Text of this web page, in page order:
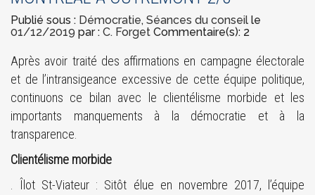
Publié sous : Démocratie, Séances du conseil le
01/12/2019 par : C. Forget Commentaire(s): 2
Après avoir traité des affirmations en campagne électorale
et de l’intransigeance excessive de cette équipe politique,
continuons ce bilan avec le clientélisme morbide et les
importants manquements à la démocratie et à la
transparence.
Clientélisme morbide
. Îlot St-Viateur : Sitôt élue en novembre 2017, l’équipe